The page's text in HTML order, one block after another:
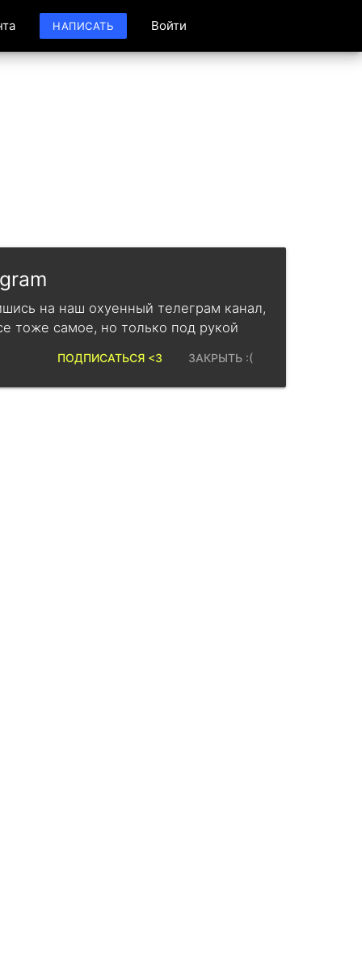
НАПИСАТЬ Войти
на наш охуенный телеграм канал,
тоже самое, но только под рукой
ЗАКРЫТЬ :(
ПОДПИСАТЬСЯ <3